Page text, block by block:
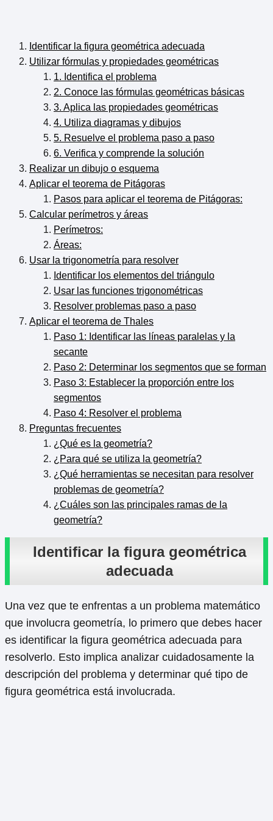
Identificar la figura geométrica adecuada
Utilizar fórmulas y propiedades geométricas
1. Identifica el problema
2. Conoce las fórmulas geométricas básicas
3. Aplica las propiedades geométricas
4. Utiliza diagramas y dibujos
5. Resuelve el problema paso a paso
6. Verifica y comprende la solución
Realizar un dibujo o esquema
Aplicar el teorema de Pitágoras
Pasos para aplicar el teorema de Pitágoras:
Calcular perímetros y áreas
Perímetros:
Áreas:
Usar la trigonometría para resolver
Identificar los elementos del triángulo
Usar las funciones trigonométricas
Resolver problemas paso a paso
Aplicar el teorema de Thales
Paso 1: Identificar las líneas paralelas y la
secante
Paso 2: Determinar los segmentos que se forman
Paso 3: Establecer la proporción entre los
segmentos
Paso 4: Resolver el problema
Preguntas frecuentes
¿Qué es la geometría?
¿Para qué se utiliza la geometría?
¿Qué herramientas se necesitan para resolver
problemas de geometría?
¿Cuáles son las principales ramas de la
geometría?
Identificar la figura geométrica
adecuada
Una vez que te enfrentas a un problema matemático
que involucra geometría, lo primero que debes hacer
es identificar la figura geométrica adecuada para
resolverlo. Esto implica analizar cuidadosamente la
descripción del problema y determinar qué tipo de
figura geométrica está involucrada.